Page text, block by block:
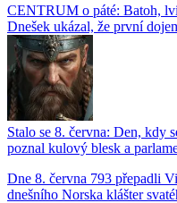
CENTRUM o páté: Batoh,
Dnešek ukázal, že první
Stalo se 8. června: Den, kdy
poznal kulový blesk a
Dne 8. června 793 přepadli
dnešního Norska klášter